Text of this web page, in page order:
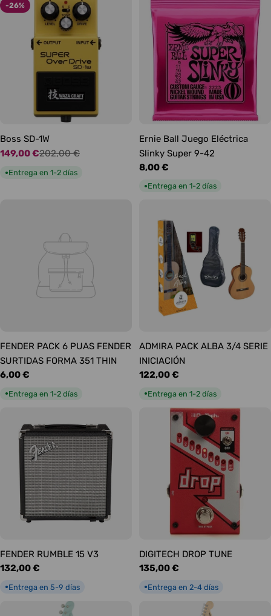
-26%
Boss SD-1W
Precio
de
149,00 €
Precio
habitual
202,00 €
●Entrega en 1-2 días
Ernie Ball Juego Eléctrica
Slinky Super 9-42
Precio
habitual
8,00 €
●Entrega en 1-2 días
FENDER PACK 6 PUAS FENDER
SURTIDAS FORMA 351 THIN
Precio
6,00 €
●Entrega en 1-2 días
ADMIRA PACK ALBA 3/4 SERIE
INICIACIÓN
Precio
122,00 €
●Entrega en 1-2 días
FENDER RUMBLE 15 V3
Precio
132,00 €
●Entrega en 5-9 días
DIGITECH DROP TUNE
Precio
135,00 €
●Entrega en 2-4 días